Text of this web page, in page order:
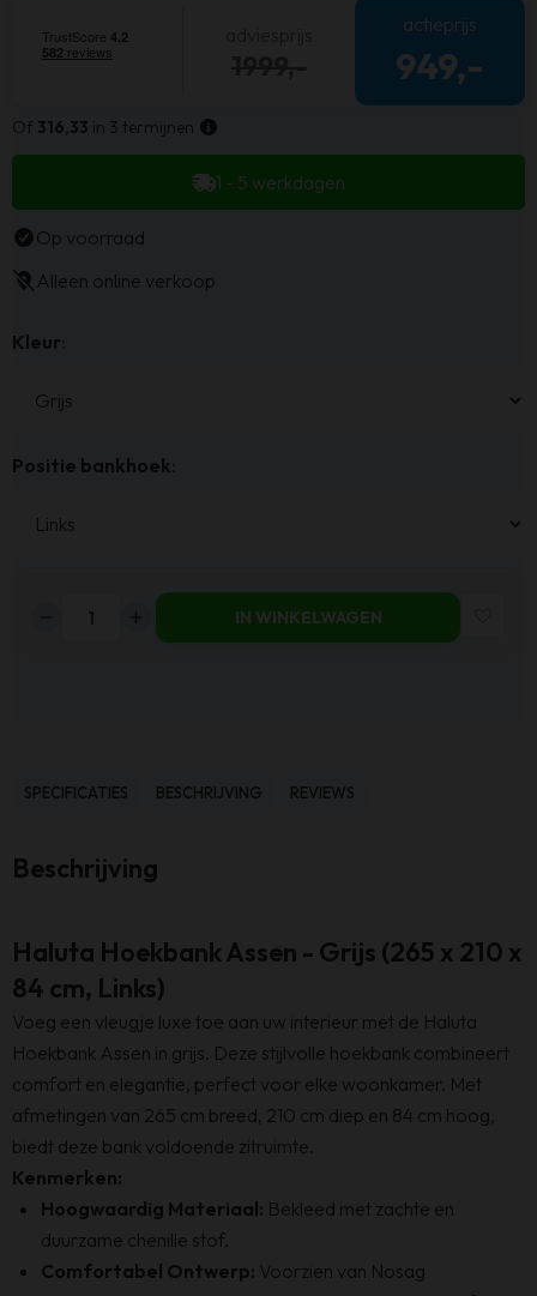
actieprijs
949,-
Of 316,33 in 3 termijnen
1 - 5 werkdagen
Op voorraad
Alleen online verkoop
Kleur
Positie bankhoek
x
84
Grijs
-
Links
aantal
IN WINKELWAGEN
SPECIFICATIES BESCHRIJVING REVIEWS
Beschrijving
Haluta Hoekbank Assen - Grijs (265 x 210 x
84 cm, Links)
Voeg een vleugje luxe toe aan uw interieur met de Haluta
Hoekbank Assen in grijs. Deze stijlvolle hoekbank combineert
comfort en elegantie, perfect voor elke woonkamer. Met
afmetingen van 265 cm breed, 210 cm diep en 84 cm hoog,
biedt deze bank voldoende zitruimte.
Kenmerken:
Hoogwaardig Materiaal: Bekleed met zachte en
duurzame chenille stof.
Comfortabel Ontwerp: Voorzien van Nosag